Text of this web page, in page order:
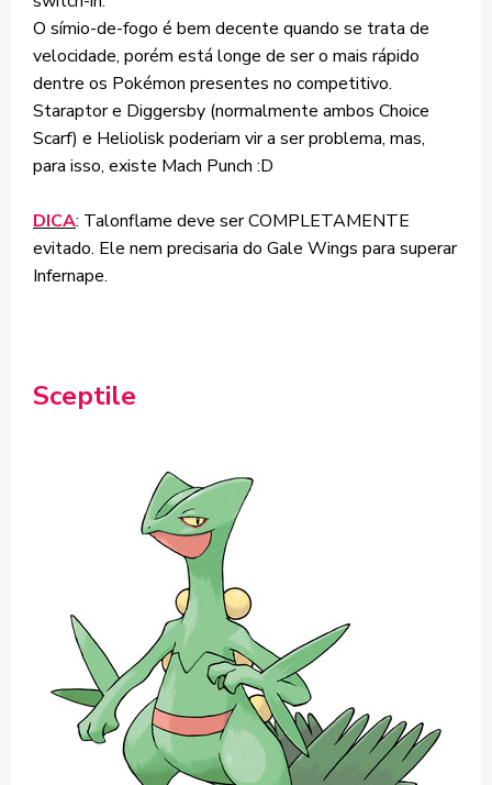
O símio-de-fogo é bem decente quando se trata de
velocidade, porém está longe de ser o mais rápido
dentre os Pokémon presentes no competitivo.
Staraptor e Diggersby (normalmente ambos Choice
Scarf) e Heliolisk poderiam vir a ser problema, mas,
para isso, existe Mach Punch :D
DICA: Talonflame deve ser COMPLETAMENTE
evitado. Ele nem precisaria do Gale Wings para superar
Infernape.
Sceptile